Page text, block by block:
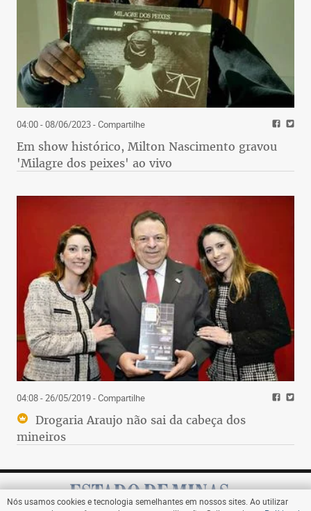
04:00 - 08/06/2023- Compartilhe
Em show histórico, Milton Nascimento gravou
'Milagre dos peixes' ao vivo
04:08 - 26/05/2019- Compartilhe
Drogaria Araujo não sai da cabeça dos
mineiros
Nós usamos cookies e tecnologia semelhantes em nossos sites. Ao utilizar